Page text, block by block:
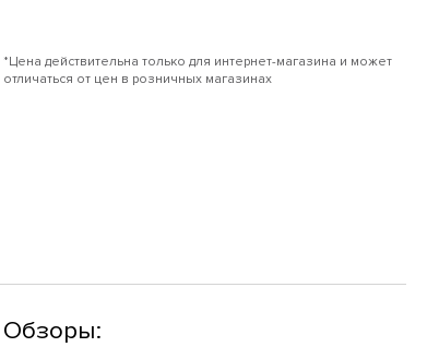
*Цена действительна только для интернет-магазина и может
отличаться от цен в розничных магазинах
Обзоры: